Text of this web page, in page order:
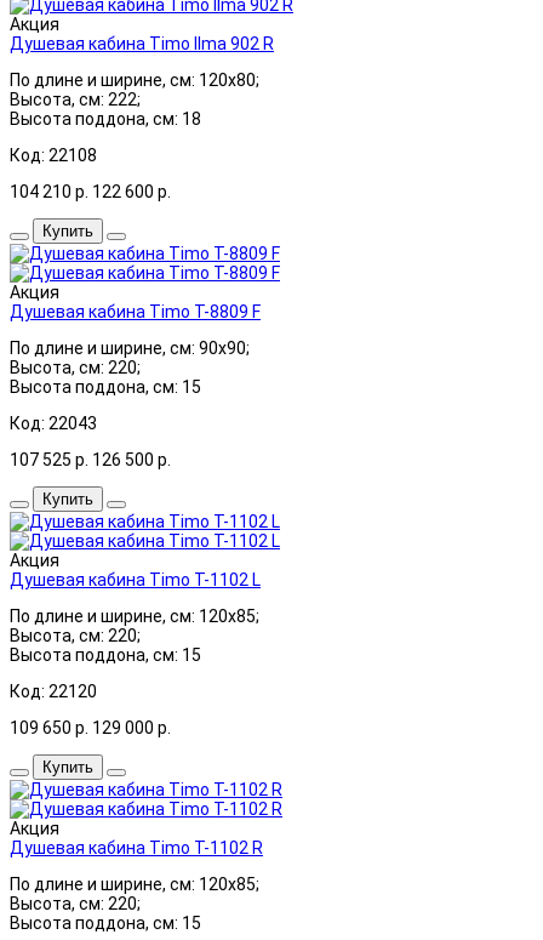
Акция
Душевая кабина Timo Ilma 902 R
По длине и ширине, см: 120x80;
Высота, см: 222;
Высота поддона, см: 18
Код: 22108
104 210 р. 122 600 р.
Купить
Акция
Душевая кабина Timo T-8809 F
По длине и ширине, см: 90x90;
Высота, см: 220;
Высота поддона, см: 15
Код: 22043
107 525 р. 126 500 р.
Купить
Акция
Душевая кабина Timo T-1102 L
По длине и ширине, см: 120x85;
Высота, см: 220;
Высота поддона, см: 15
Код: 22120
109 650 р. 129 000 р.
Купить
Акция
Душевая кабина Timo T-1102 R
По длине и ширине, см: 120x85;
Высота, см: 220;
Высота поддона, см: 15